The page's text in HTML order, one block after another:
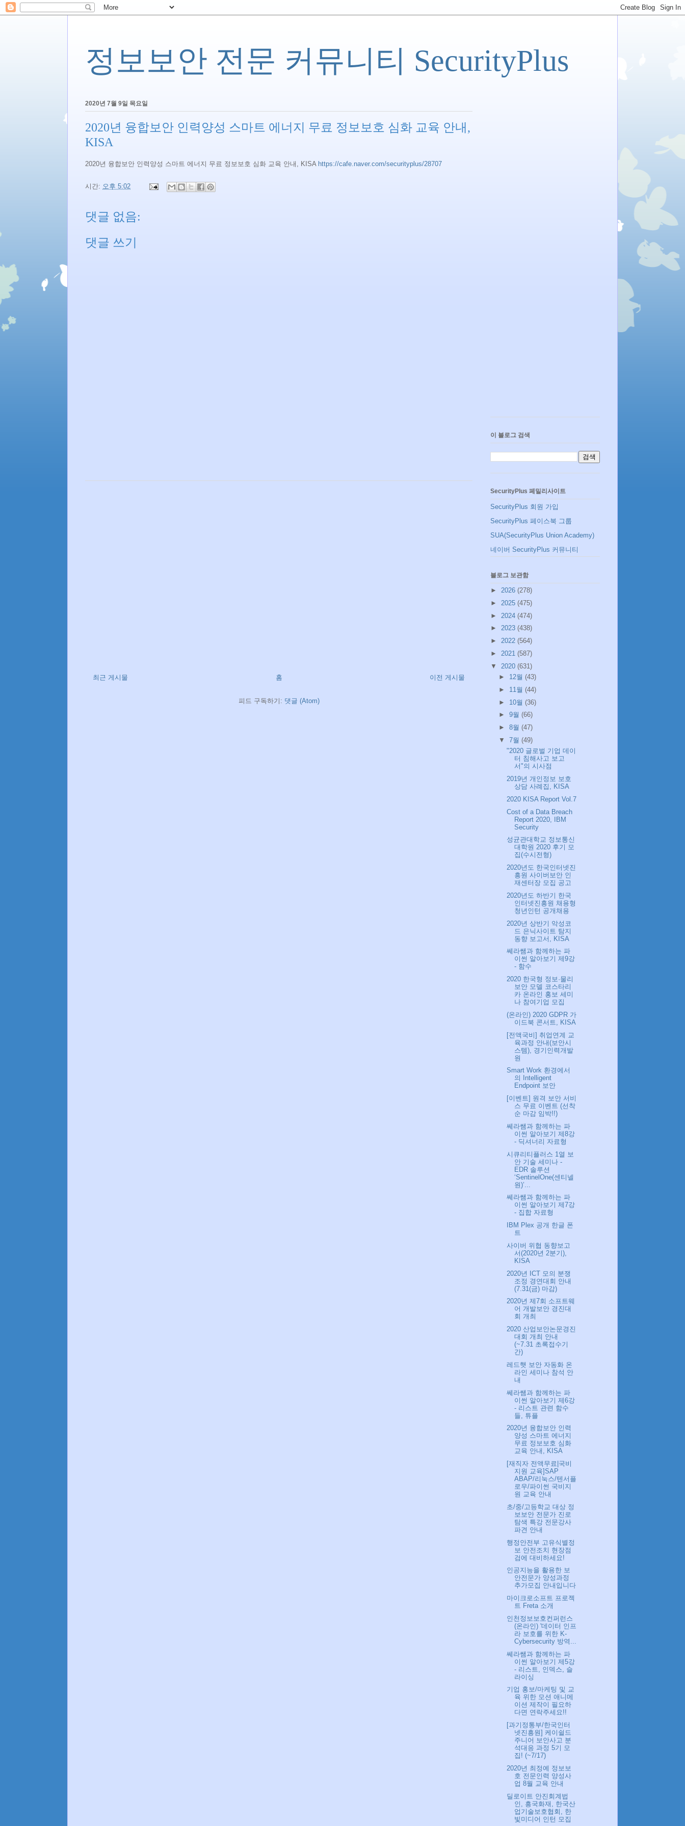
정보보안 전문 커뮤니티 SecurityPlus
2020년 7월 9일 목요일
2020년 융합보안 인력양성 스마트 에너지 무료 정보보호 심화 교육 안내,
KISA
2020년 융합보안 인력양성 스마트 에너지 무료 정보보호 심화 교육 안내, KISA https://cafe.naver.com/securityplus/28707
시간: 오후 5:02
댓글 없음:
댓글 쓰기
최근 게시물 이전 게시물
홈
피드 구독하기: 댓글 (Atom)
이 블로그 검색
SecurityPlus 페밀리사이트
SecurityPlus 회원 가입
SecurityPlus 페이스북 그룹
SUA(SecurityPlus Union Academy)
네이버 SecurityPlus 커뮤니티
블로그 보관함
► 2026 (278)
► 2025 (475)
► 2024 (474)
► 2023 (438)
► 2022 (564)
► 2021 (587)
▼ 2020 (631)
► 12월 (43)
► 11월 (44)
► 10월 (36)
► 9월 (66)
► 8월 (47)
▼ 7월 (49)
"2020 글로벌 기업 데이
터 침해사고 보고
서"의 시사점
2019년 개인정보 보호
상담 사례집, KISA
2020 KISA Report Vol.7
Cost of a Data Breach
Report 2020, IBM
Security
성균관대학교 정보통신
대학원 2020 후기 모
집(수시전형)
2020년도 한국인터넷진
흥원 사이버보안 인
재센터장 모집 공고
2020년도 하반기 한국
인터넷진흥원 채용형
청년인턴 공개채용
2020년 상반기 악성코
드 은닉사이트 탐지
동향 보고서, KISA
쎄라쌤과 함께하는 파
이썬 알아보기 제9강
- 함수
2020 한국형 정보·물리
보안 모델 코스타리
카 온라인 홍보 세미
나 참여기업 모집
(온라인) 2020 GDPR 가
이드북 콘서트, KISA
[전액국비] 취업연계 교
육과정 안내(보안시
스템), 경기인력개발
원
Smart Work 환경에서
의 Intelligent
Endpoint 보안
[이벤트] 원격 보안 서비
스 무료 이벤트 (선착
순 마감 임박!!)
쎄라쌤과 함께하는 파
이썬 알아보기 제8강
- 딕셔너리 자료형
시큐리티플러스 1열 보
안 기술 세미나 -
EDR 솔루션
‘SentinelOne(센티넬
원)’...
쎄라쌤과 함께하는 파
이썬 알아보기 제7강
- 집합 자료형
IBM Plex 공개 한글 폰
트
사이버 위협 동향보고
서(2020년 2분기),
KISA
2020년 ICT 모의 분쟁
조정 경연대회 안내
(7.31(금) 마감)
2020년 제7회 소프트웨
어 개발보안 경진대
회 개최
2020 산업보안논문경진
대회 개최 안내
(~7.31 초록접수기
간)
레드햇 보안 자동화 온
라인 세미나 참석 안
내
쎄라쌤과 함께하는 파
이썬 알아보기 제6강
- 리스트 관련 함수
들, 튜플
2020년 융합보안 인력
양성 스마트 에너지
무료 정보보호 심화
교육 안내, KISA
[재직자 전액무료|국비
지원 교육]SAP
ABAP/리눅스/텐서플
로우/파이썬 국비지
원 교육 안내
초/중/고등학교 대상 정
보보안 전문가 진로
탐색 특강 전문강사
파견 안내
행정안전부 고유식별정
보 안전조치 현장점
검에 대비하세요!
인공지능을 활용한 보
안전문가 양성과정
추가모집 안내입니다
마이크로소프트 프로젝
트 Freta 소개
인천정보보호컨퍼런스
(온라인) '데이터 인프
라 보호를 위한 K-
Cybersecurity 방역...
쎄라쌤과 함께하는 파
이썬 알아보기 제5강
- 리스트, 인덱스, 슬
라이싱
기업 홍보/마케팅 및 교
육 위한 모션 애니메
이션 제작이 필요하
다면 연락주세요!!
[과기정통부/한국인터
넷진흥원] 케이쉴드
주니어 보안사고 분
석대응 과정 5기 모
집! (~7/17)
2020년 최정예 정보보
호 전문인력 양성사
업 8월 교육 안내
딜로이트 안진회계법
인, 흥국화재, 한국산
업기술보호협회, 한
빛미디어 인턴 모집